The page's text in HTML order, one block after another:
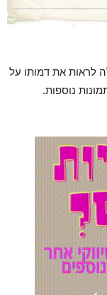
לראות את דמותו על
נוספות.